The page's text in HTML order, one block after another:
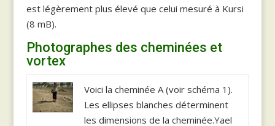
est légèrement plus élevé que celui mesuré à Kursi
(8 mB).
Photographes des cheminées et
vortex
Voici la cheminée A (voir schéma 1).
Les ellipses blanches déterminent
les dimensions de la cheminée.Yael